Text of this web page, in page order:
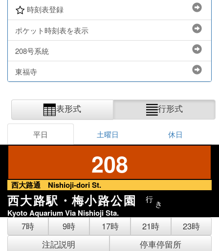
時刻表登録
ポケット時刻表を表示
208号系統
東福寺
表形式 行形式
平日 土曜日 休日
208
西大路通 Nishioji-dori St.
西大路駅・梅小路公園 行 き
Kyoto Aquarium Via Nishioji Sta.
7時 9時 17時 21時
23時
注記説明
停車停留所